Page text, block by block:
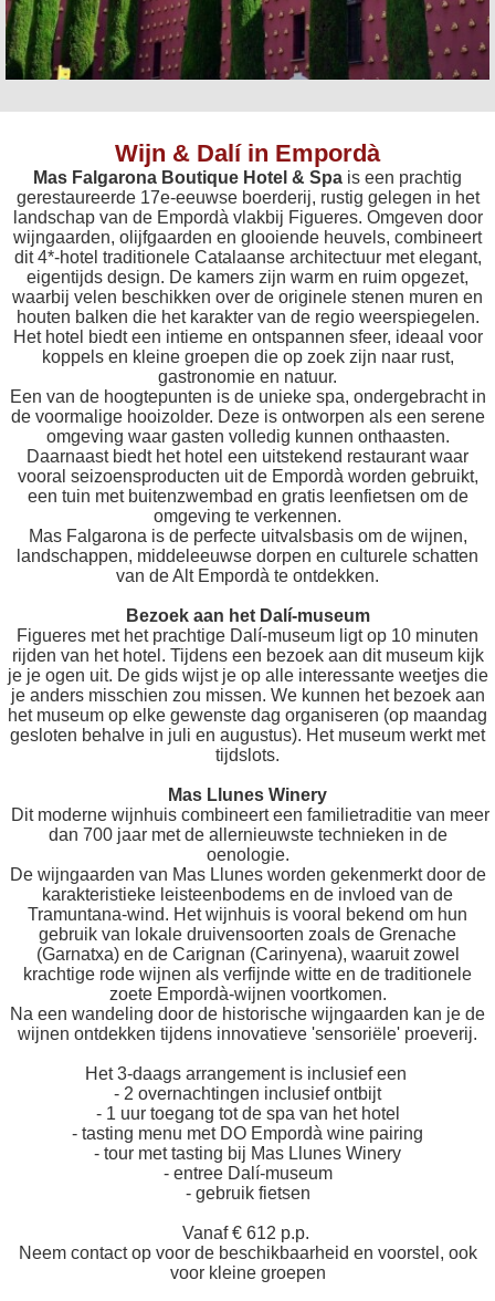
Wijn & Dalí in Empordà
Mas Falgarona Boutique Hotel & Spa is een prachtig
gerestaureerde 17e-eeuwse boerderij, rustig gelegen in het
landschap van de Empordà vlakbij Figueres. Omgeven door
wijngaarden, olijfgaarden en glooiende heuvels, combineert
dit 4*-hotel traditionele Catalaanse architectuur met elegant,
eigentijds design. De kamers zijn warm en ruim opgezet,
waarbij velen beschikken over de originele stenen muren en
houten balken die het karakter van de regio weerspiegelen.
Het hotel biedt een intieme en ontspannen sfeer, ideaal voor
koppels en kleine groepen die op zoek zijn naar rust,
gastronomie en natuur.
Een van de hoogtepunten is de unieke spa, ondergebracht in
de voormalige hooizolder. Deze is ontworpen als een serene
omgeving waar gasten volledig kunnen onthaasten.
Daarnaast biedt het hotel een uitstekend restaurant waar
vooral seizoensproducten uit de Empordà worden gebruikt,
een tuin met buitenzwembad en gratis leenfietsen om de
omgeving te verkennen.
Mas Falgarona is de perfecte uitvalsbasis om de wijnen,
landschappen, middeleeuwse dorpen en culturele schatten
van de Alt Empordà te ontdekken.
Bezoek aan het Dalí-museum
Figueres met het prachtige Dalí-museum ligt op 10 minuten
rijden van het hotel. Tijdens een bezoek aan dit museum kijk
je je ogen uit. De gids wijst je op alle interessante weetjes die
je anders misschien zou missen. We kunnen het bezoek aan
het museum op elke gewenste dag organiseren (op maandag
gesloten behalve in juli en augustus). Het museum werkt met
tijdslots.
Mas Llunes Winery
Dit moderne wijnhuis combineert een familietraditie van meer
dan 700 jaar met de allernieuwste technieken in de
oenologie.
De wijngaarden van Mas Llunes worden gekenmerkt door de
karakteristieke leisteenbodems en de invloed van de
Tramuntana-wind. Het wijnhuis is vooral bekend om hun
gebruik van lokale druivensoorten zoals de Grenache
(Garnatxa) en de Carignan (Carinyena), waaruit zowel
krachtige rode wijnen als verfijnde witte en de traditionele
zoete Empordà-wijnen voortkomen.
Na een wandeling door de historische wijngaarden kan je de
wijnen ontdekken tijdens innovatieve 'sensoriële' proeverij.
Het 3-daags arrangement is inclusief een
- 2 overnachtingen inclusief ontbijt
- 1 uur toegang tot de spa van het hotel
- tasting menu met DO Empordà wine pairing
- tour met tasting bij Mas Llunes Winery
- entree Dalí-museum
- gebruik fietsen
Vanaf € 612 p.p.
Neem contact op voor de beschikbaarheid en voorstel, ook
voor kleine groepen